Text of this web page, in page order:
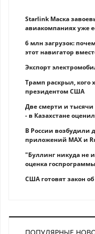
Starlink Маска
авиакомпаниях уже
6 млн загрузок:
этот навигатор
Экспорт
Трамп раскрыл,
президентом США
Две смерти и
- в Казахстане
В России возбудили
приложений MAX и
"Буллинг никуда не
оценка
США готовят закон